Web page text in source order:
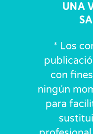
UNA
* Los
con
ningún
para